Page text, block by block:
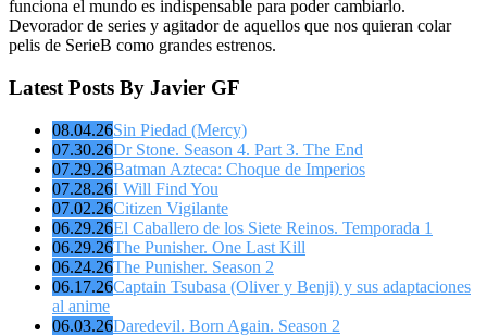
funciona el mundo es indispensable para poder cambiarlo.
Devorador de series y agitador de aquellos que nos quieran colar
pelis de SerieB como grandes estrenos.
Latest Posts By Javier GF
08.04.26Sin Piedad (Mercy)
07.30.26Dr Stone. Season 4. Part 3. The End
07.29.26Batman Azteca: Choque de Imperios
07.28.26I Will Find You
07.02.26Citizen Vigilante
06.29.26El Caballero de los Siete Reinos. Temporada 1
06.29.26The Punisher. One Last Kill
06.24.26The Punisher. Season 2
06.17.26Captain Tsubasa (Oliver y Benji) y sus adaptaciones
al anime
06.03.26Daredevil. Born Again. Season 2